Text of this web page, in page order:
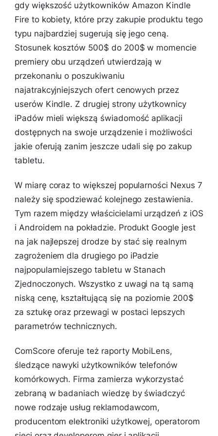
gdy większość użytkowników Amazon Kindle
Fire to kobiety, które przy zakupie produktu tego
typu najbardziej sugerują się jego ceną.
Stosunek kosztów 500$ do 200$ w momencie
premiery obu urządzeń utwierdzają w
przekonaniu o poszukiwaniu
najatrakcyjniejszych ofert cenowych przez
userów Kindle. Z drugiej strony użytkownicy
iPadów mieli większą świadomość aplikacji
dostępnych na swoje urządzenie i możliwości
jakie oferują zanim jeszcze udali się po zakup
tabletu.
W miarę coraz to większej popularności Nexus 7
należy się spodziewać kolejnego zestawienia.
Tym razem między właścicielami urządzeń z iOS
i Androidem na pokładzie. Produkt Google jest
na jak najlepszej drodze by stać się realnym
zagrożeniem dla drugiego po iPadzie
najpopularniejszego tabletu w Stanach
Zjednoczonych. Wszystko z uwagi na tą samą
niską cenę, kształtującą się na poziomie 200$
za sztukę oraz przewagi w postaci lepszych
parametrów technicznych.
ComScore oferuje też raporty MobiLens,
śledzące nawyki użytkowników telefonów
komórkowych. Firma zamierza wykorzystać
zebraną w badaniach wiedzę by świadczyć
nowe rodzaje usług reklamodawcom,
producentom elektroniki użytkowej, operatorom